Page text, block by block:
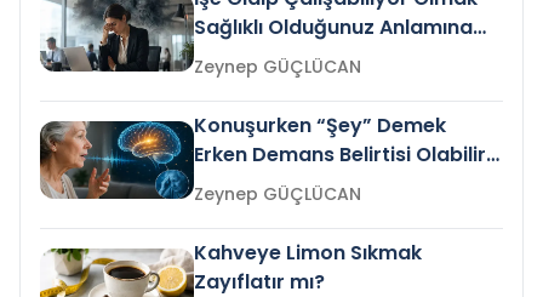
Sağlıklı Olduğunuz Anlamına
Gelir mi?Zeynep GÜÇLÜCAN
Konuşurken “Şey” Demek
Erken Demans Belirtisi Olabilir
mi?
Zeynep GÜÇLÜCAN
Kahveye Limon Sıkmak
Zayıflatır mı?